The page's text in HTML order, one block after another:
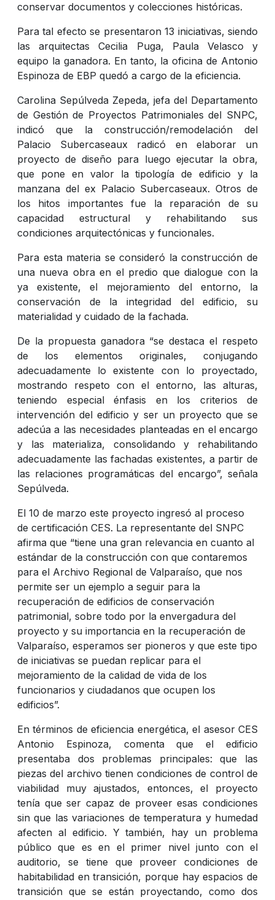
conservar documentos y colecciones históricas.
Para tal efecto se presentaron 13 iniciativas, siendo
las arquitectas Cecilia Puga, Paula Velasco y
equipo la ganadora. En tanto, la oficina de Antonio
Espinoza de EBP quedó a cargo de la eficiencia.
Carolina Sepúlveda Zepeda, jefa del Departamento
de Gestión de Proyectos Patrimoniales del SNPC,
indicó que la construcción/remodelación del
Palacio Subercaseaux radicó en elaborar un
proyecto de diseño para luego ejecutar la obra,
que pone en valor la tipología de edificio y la
manzana del ex Palacio Subercaseaux. Otros de
los hitos importantes fue la reparación de su
capacidad estructural y rehabilitando sus
condiciones arquitectónicas y funcionales.
Para esta materia se consideró la construcción de
una nueva obra en el predio que dialogue con la
ya existente, el mejoramiento del entorno, la
conservación de la integridad del edificio, su
materialidad y cuidado de la fachada.
De la propuesta ganadora “se destaca el respeto
de los elementos originales, conjugando
adecuadamente lo existente con lo proyectado,
mostrando respeto con el entorno, las alturas,
teniendo especial énfasis en los criterios de
intervención del edificio y ser un proyecto que se
adecúa a las necesidades planteadas en el encargo
y las materializa, consolidando y rehabilitando
adecuadamente las fachadas existentes, a partir de
las relaciones programáticas del encargo”, señala
Sepúlveda.
El 10 de marzo este proyecto ingresó al proceso
de certificación CES. La representante del SNPC
afirma que “tiene una gran relevancia en cuanto al
estándar de la construcción con que contaremos
para el Archivo Regional de Valparaíso, que nos
permite ser un ejemplo a seguir para la
recuperación de edificios de conservación
patrimonial, sobre todo por la envergadura del
proyecto y su importancia en la recuperación de
Valparaíso, esperamos ser pioneros y que este tipo
de iniciativas se puedan replicar para el
mejoramiento de la calidad de vida de los
funcionarios y ciudadanos que ocupen los
edificios”.
En términos de eficiencia energética, el asesor CES
Antonio Espinoza, comenta que el edificio
presentaba dos problemas principales: que las
piezas del archivo tienen condiciones de control de
viabilidad muy ajustados, entonces, el proyecto
tenía que ser capaz de proveer esas condiciones
sin que las variaciones de temperatura y humedad
afecten al edificio. Y también, hay un problema
público que es en el primer nivel junto con el
auditorio, se tiene que proveer condiciones de
habitabilidad en transición, porque hay espacios de
transición que se están proyectando, como dos